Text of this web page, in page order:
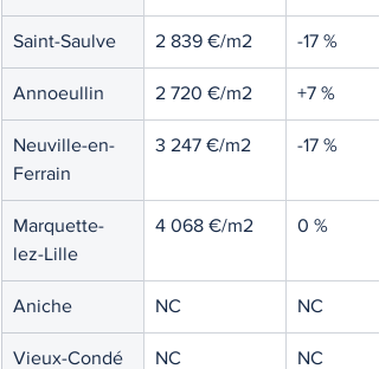
Saint-Saulve 2 839 €/m2 -17 %
Annoeullin 2 720 €/m2 +7 %
Neuville-en-
Ferrain
3 247 €/m2 -17 %
Marquette-
lez-Lille
4 068 €/m2 0 %
Aniche NC NC
Vieux-Condé NC NC